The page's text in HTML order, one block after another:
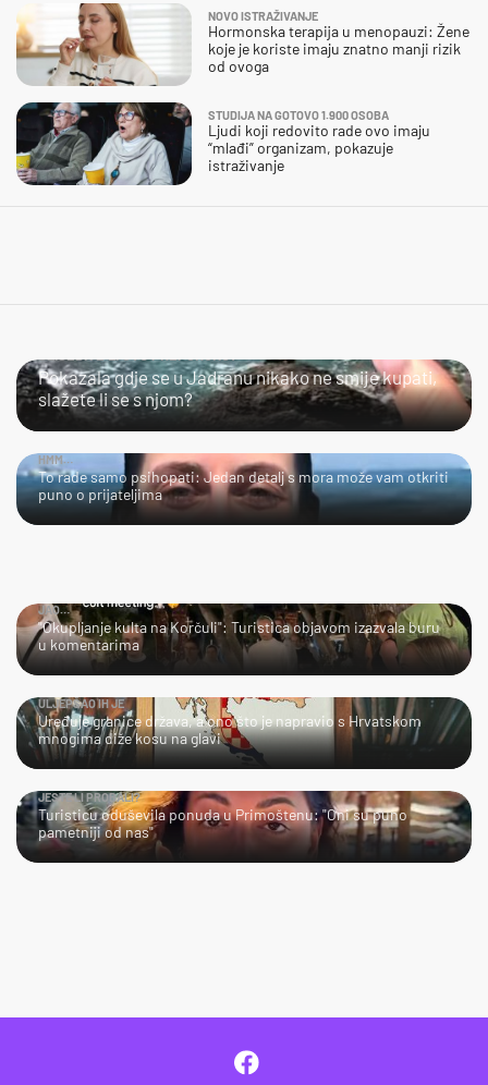
NOVO ISTRAŽIVANJE
Hormonska terapija u menopauzi: Žene
koje je koriste imaju znatno manji rizik
od ovoga
STUDIJA NA GOTOVO 1.900 OSOBA
Ljudi koji redovito rade ovo imaju
“mlađi” organizam, pokazuje
istraživanje
Pokazala gdje se u Jadranu nikako ne smije kupati,
slažete li se s njom?
HMM…
To rade samo psihopati: Jedan detalj s mora može vam otkriti
puno o prijateljima
JAO…
"Okupljanje kulta na Korčuli": Turistica objavom izazvala buru
u komentarima
ULJEPŠAO IH JE
Uređuje granice država, a ono što je napravio s Hrvatskom
mnogima diže kosu na glavi
JESTE LI PROBALI?
Turisticu oduševila ponuda u Primoštenu: "Oni su puno
pametniji od nas"